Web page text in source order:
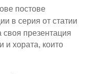
постове
в серия от статии
презентация
и хората, които